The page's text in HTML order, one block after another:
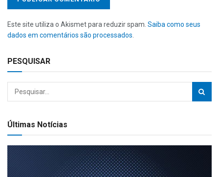
Este site utiliza o Akismet para reduzir spam. Saiba como seus
dados em comentários são processados
PESQUISAR
Últimas Notícias